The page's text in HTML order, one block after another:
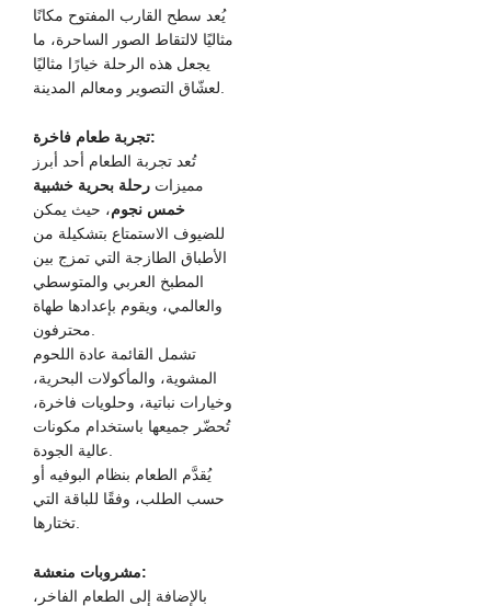
يُعد سطح القارب المفتوح مكانًا
مثاليًا لالتقاط الصور الساحرة، ما
يجعل هذه الرحلة خيارًا مثاليًا
لعشّاق التصوير ومعالم المدينة.
تجربة طعام فاخرة:
تُعد تجربة الطعام أحد أبرز
مميزات رحلة بحرية خشبية
خمس نجوم، حيث يمكن
للضيوف الاستمتاع بتشكيلة من
الأطباق الطازجة التي تمزج بين
المطبخ العربي والمتوسطي
والعالمي، ويقوم بإعدادها طهاة
تشمل القائمة عادة اللحوم
المشوية، والمأكولات البحرية،
وخيارات نباتية، وحلويات فاخرة،
تُحضّر جميعها باستخدام مكونات
يُقدَّم الطعام بنظام البوفيه أو
حسب الطلب، وفقًا للباقة التي
مشروبات منعشة:
بالإضافة إلى الطعام الفاخر،